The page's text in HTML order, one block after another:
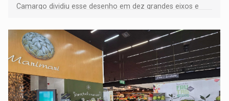
Camargo dividiu esse desenho em dez grandes eixos e